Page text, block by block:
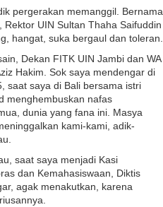
pergerakan memanggil. Bernama
Rektor UIN Sultan Thaha Saifuddin
hangat, suka bergaul dan toleran.
Dekan FITK UIN Jambi dan WA
Hakim. Sok saya mendengar di
saat saya di Bali bersama istri
menghembuskan nafas
dunia yang fana ini. Masya
kami-kami, adik-
saat saya menjadi Kasi
dan Kemahasiswaan, Diktis
agak menakutkan, karena